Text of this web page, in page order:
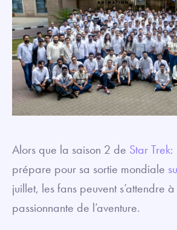
Alors que la saison 2 de Star
prépare pour sa sortie mondiale
juillet, les fans peuvent s’attendre
passionnante de l’aventure.